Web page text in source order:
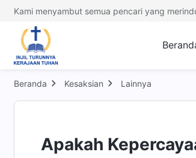
Kami menyambut semua pencari yang
Beranda Kesaksian Lainnya
Apakah